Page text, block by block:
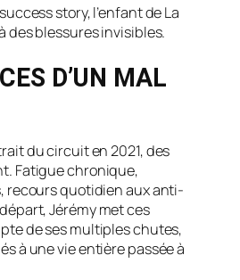
story, l’enfant de La
des blessures invisibles.
D’UN MAL
du circuit en 2021, des
Fatigue chronique,
recours quotidien aux anti-
Jérémy met ces
de ses multiples chutes,
à une vie entière passée à